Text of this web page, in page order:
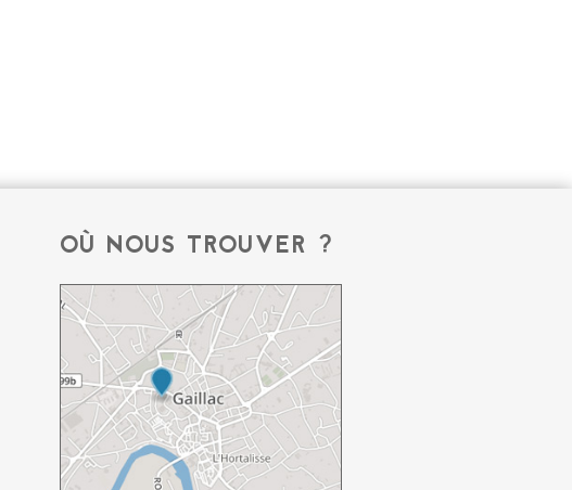
OÙ NOUS TROUVER ?